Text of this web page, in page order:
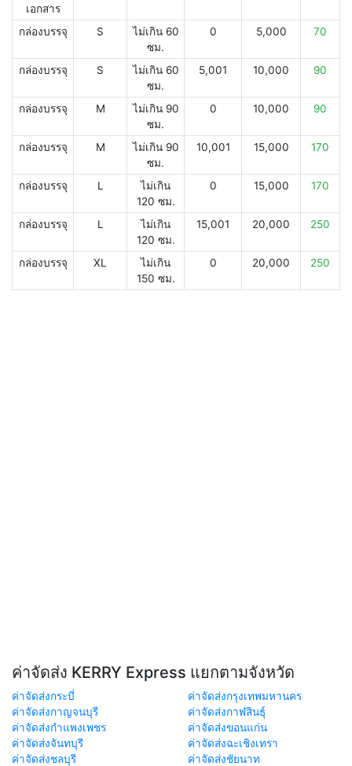
เอกสาร
กล่องบรรจุ S
ไม่เกิน 60
ซม.
0 5,000 70
กล่องบรรจุ S
ไม่เกิน 60
ซม.
5,001 10,000 90
กล่องบรรจุ M
ไม่เกิน 90
ซม.
0 10,000 90
กล่องบรรจุ M
ไม่เกิน 90
ซม.
10,001 15,000 170
กล่องบรรจุ L
ไม่เกิน
120 ซม.
0 15,000 170
กล่องบรรจุ L
ไม่เกิน
120 ซม.
15,001 20,000 250
กล่องบรรจุ XL
ไม่เกิน
150 ซม.
0 20,000 250
ค่าจัดส่ง KERRY Express แยกตามจังหวัด
ค่าจัดส่งกระบี่
ค่าจัดส่งกรุงเทพมหานคร
ค่าจัดส่งกาญจนบุรี
ค่าจัดส่งกาฬสินธุ์
ค่าจัดส่งกำแพงเพชร
ค่าจัดส่งขอนแก่น
ค่าจัดส่งจันทบุรี
ค่าจัดส่งฉะเชิงเทรา
ค่าจัดส่งชลบุรี
ค่าจัดส่งชัยนาท